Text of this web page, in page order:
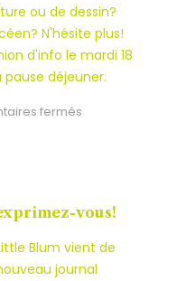
ou de dessin?
N'hésite plus!
d'info le mardi 18
déjeuner.
fermés
recrute!
vous!
Blum vient de
journal